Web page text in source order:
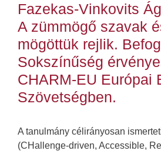
Fazekas-Vinkovits
A zümmögő szavak
mögöttük rejlik.
Sokszínűség
CHARM-EU Európai
Szövetségben.
A tanulmány célirányosan
(CHallenge-driven, Accessible,